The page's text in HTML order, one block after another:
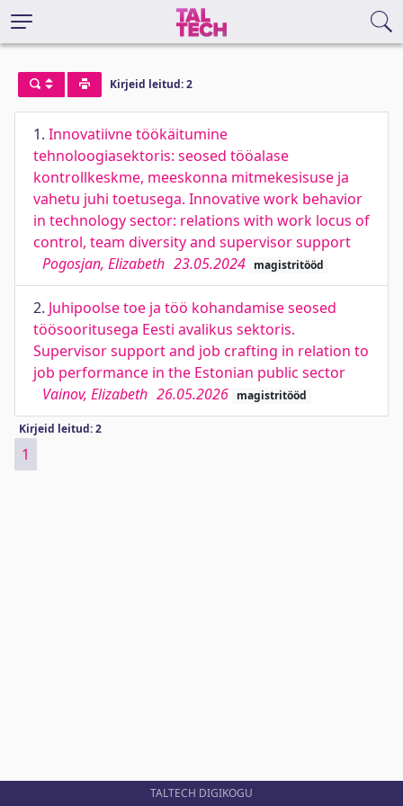
Kirjeid leitud: 2
1. Innovatiivne töökäitumine
tehnoloogiasektoris: seosed tööalase
kontrollkeskme, meeskonna mitmekesisuse ja
vahetu juhi toetusega. Innovative work behavior
in technology sector: relations with work locus of
control, team diversity and supervisor support
Pogosjan, Elizabeth 23.05.2024 magistritööd
2. Juhipoolse toe ja töö kohandamise seosed
töösooritusega Eesti avalikus sektoris.
Supervisor support and job crafting in relation to
job performance in the Estonian public sector
Vainov, Elizabeth 26.05.2026 magistritööd
Kirjeid leitud: 2
1
TALTECH DIGIKOGU